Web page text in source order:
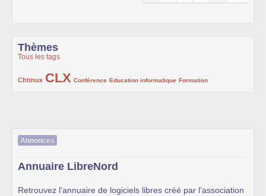
Thèmes
Tous les tags
Chtinux
222/1002CLX
1002/1002 Conférence
132/1002 Education informatique
119/1002 Formation
168/1002
Annonces
Annuaire LibreNord
Retrouvez l’annuaire de logiciels libres créé par l’association